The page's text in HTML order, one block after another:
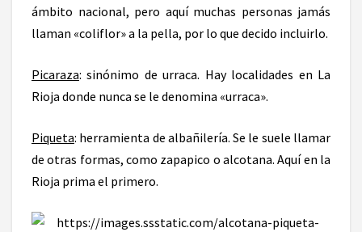
ámbito nacional, pero aquí muchas personas jamás
llaman «coliflor» a la pella, por lo que decido incluirlo.
Picaraza: sinónimo de urraca. Hay localidades en La
Rioja donde nunca se le denomina «urraca».
Piqueta: herramienta de albañilería. Se le suele llamar
de otras formas, como zapapico o alcotana. Aquí en la
Rioja prima el primero.